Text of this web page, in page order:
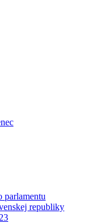
parlamentu
republiky